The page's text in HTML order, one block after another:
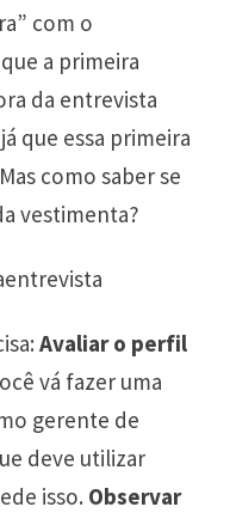
com o
a primeira
da entrevista
que essa primeira
como saber se
vestimenta?
Avaliar o perfil
vá fazer uma
gerente de
deve utilizar
isso. Observar